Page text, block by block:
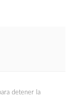
detener la